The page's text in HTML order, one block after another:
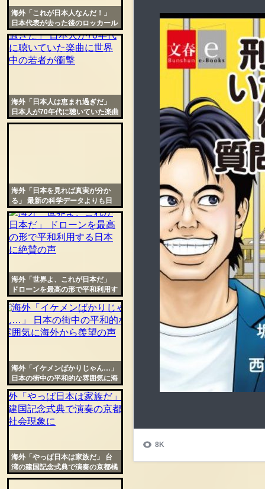
海外「これが日本人なんだ！」
日本代表が去った後のロッカール
ームが美しすぎると話題に
海外「日本人は恵まれ過ぎだ」
日本人が70年代に聴いていた楽曲
に世界中の若者が衝撃
海外「日本を見れば真実が分か
る」 最新の科学データよりも日
本人を信じる海外の人々
海外「世界よ、これが日本だ」
ドローンを最高の形で平和利用す
る日本に絶賛の声
海外「イケメンばかりじゃん…」
日本の街中の平和的な雰囲気に海
外から羨望の声
海外「やっぱ日本は家族だ」 台
湾の建国記念式典で演奏の京都橘
高校が社会現象に